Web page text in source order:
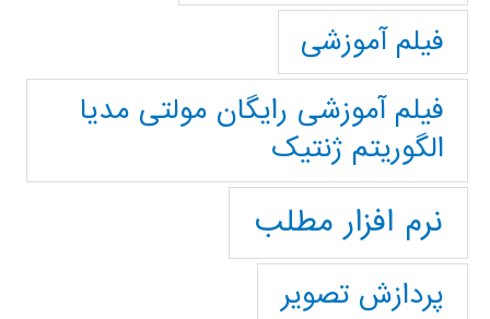
فیلم آموزشی
فیلم آموزشی رایگان مولتی مدیا
الگوریتم ژنتیک
نرم افزار مطلب
پردازش تصویر